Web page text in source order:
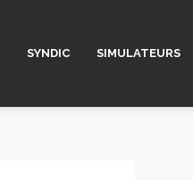
SYNDIC SIMULATEURS